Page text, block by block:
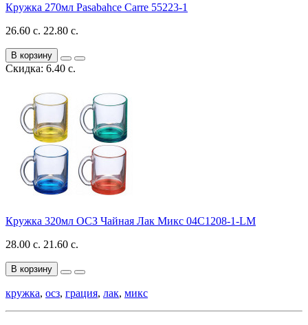
Кружка 270мл Pasabahce Carre 55223-1
26.60 с. 22.80 с.
В корзину
Скидка: 6.40 с.
Кружка 320мл ОСЗ Чайная Лак Микс 04C1208-1-LM
28.00 с. 21.60 с.
В корзину
кружка, осз, грация, лак, микс